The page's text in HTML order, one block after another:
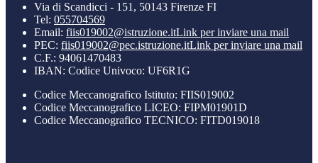
Via di Scandicci - 151, 50143 Firenze FI
Tel: 055704569
Email: fiis019002@istruzione.itLink per inviare una mail
PEC: fiis019002@pec.istruzione.itLink per inviare una mail
C.F.: 94061470483
IBAN: Codice Univoco: UF6R1G
Codice Meccanografico Istituto: FIIS019002
Codice Meccanografico LICEO: FIPM01901D
Codice Meccanografico TECNICO: FITD019018